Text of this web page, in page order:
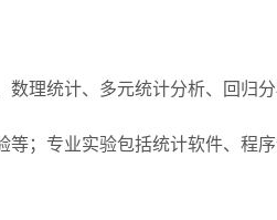
数理统计、多元统计分析、回归
；专业实验包括统计软件、程